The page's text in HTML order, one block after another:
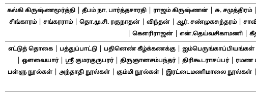
கல்கி கிருஷ்ணமூர்த்தி தீபம் நா. பார்த்தசாரதி ராஜம் கிருஷ்ணன் சு. சமுத்திரம்|
சிங்காரம்| சங்கரராம்| தொ.மு.சி. ரகுநாதன்| விந்தன்| ஆர். சண்முகசுந்தரம்|
கௌரிராஜன் என்.தெய்வசிகாமணி
எட்டுத் தொகை| பத்துப்பாட்டு| பதினெண் கீழ்க்கணக்கு| ஐம்பெருங்காப்பியங்கள்
ஔவையார்| ஸ்ரீ குமரகுருபரர்| திருஞானசம்பந்தர்| திரிகூடராசப்பர்| ரமண
பள்ளு நூல்கள்| அந்தாதி நூல்கள்| கும்மி நூல்கள்| இரட்டைமணிமாலை நூல்கள்|